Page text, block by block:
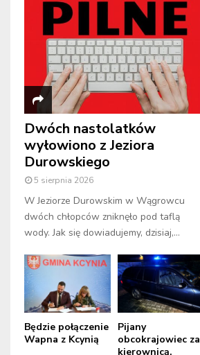
Dwóch nastolatków
wyłowiono z Jeziora
Durowskiego
5 sierpnia 2026
W Jeziorze Durowskim w Wągrowcu
dwóch chłopców zniknęło pod taflą
wody. Jak się dowiadujemy, dzisiaj,...
Będzie połączenie
Wapna z Kcynią
Pijany
obcokrajowiec za
kierownicą.